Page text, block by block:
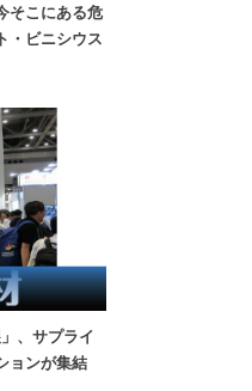
そこにある危
・ビニシウス
、サプライ
ョンが集結